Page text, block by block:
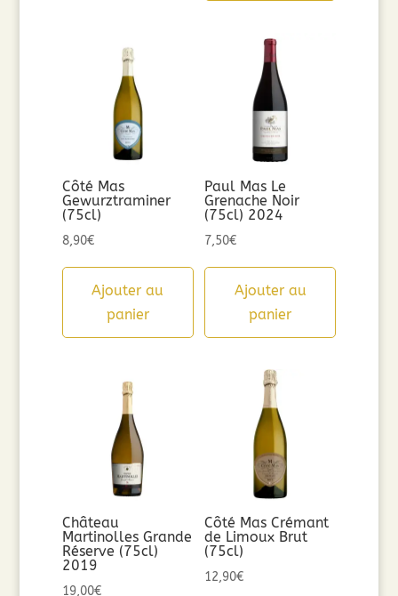
Côté Mas
Gewurztraminer
(75cl)
8,90€
Ajouter au
panier
Paul Mas Le
Grenache Noir
(75cl) 2024
7,50€
Ajouter au
panier
Château
Martinolles Grande
Réserve (75cl)
2019
19,00€
Côté Mas Crémant
de Limoux Brut
(75cl)
12,90€